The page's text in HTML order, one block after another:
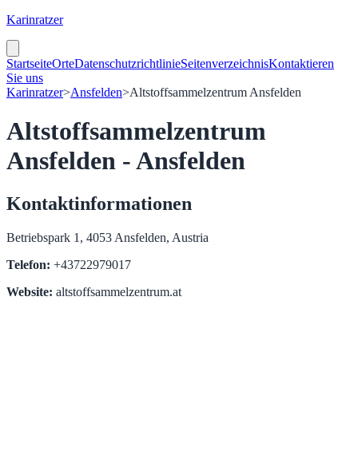
Karinratzer
StartseiteOrteDatenschutzrichtlinieSeitenverzeichnisKontaktieren
Sie uns
Karinratzer>Ansfelden>Altstoffsammelzentrum Ansfelden
Altstoffsammelzentrum
Ansfelden - Ansfelden
Kontaktinformationen
Betriebspark 1, 4053 Ansfelden, Austria
Telefon: +43722979017
Website: altstoffsammelzentrum.at